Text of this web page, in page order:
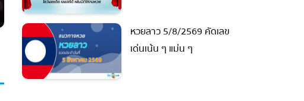
หวยลาว 5/8/2569 คัดเลข
เด่นเน้น ๆ แม่น ๆ